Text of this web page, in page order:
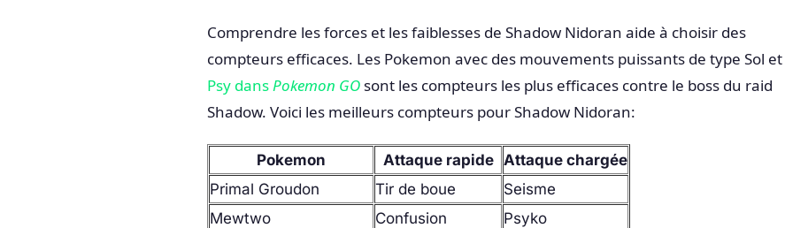
Comprendre les forces et les faiblesses de Shadow Nidoran aide à choisir des
compteurs efficaces. Les Pokemon avec des mouvements puissants de type Sol et
Psy dansPokemon GO sont les compteurs les plus efficaces contre le boss du raid
Shadow. Voici les meilleurs compteurs pour Shadow Nidoran:
Pokemon Attaque rapide Attaque chargée
Primal Groudon
Tir de boue
Seisme
Mewtwo
Confusion
Psyko